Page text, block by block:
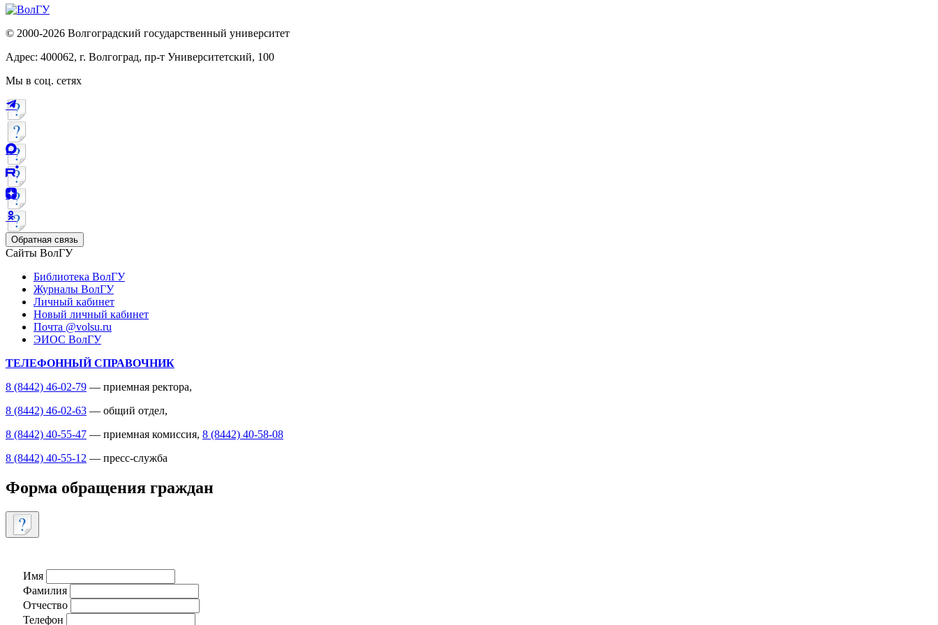
© 2000-2026 Волгоградский государственный университет
Адрес: 400062, г. Волгоград, пр-т Университетский, 100
Мы в соц. сетях
Обратная связь
Сайты ВолГУ
Библиотека ВолГУ
Журналы ВолГУ
Личный кабинет
Новый личный кабинет
Почта @volsu.ru
ЭИОС ВолГУ
ТЕЛЕФОННЫЙ СПРАВОЧНИК
8 (8442) 46-02-79 — приемная ректора,
8 (8442) 46-02-63 — общий отдел,
8 (8442) 40-55-47 — приемная комиссия, 8 (8442) 40-58-08
8 (8442) 40-55-12 — пресс-служба
Форма обращения граждан
Имя
Фамилия
Отчество
Телефон